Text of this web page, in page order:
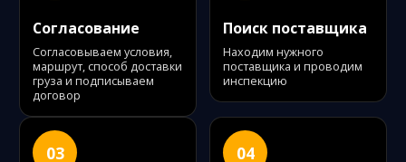
Согласование
Согласовываем условия,
маршрут, способ доставки
груза и подписываем
договор
Поиск поставщика
Находим нужного
поставщика и проводим
инспекцию
03 04